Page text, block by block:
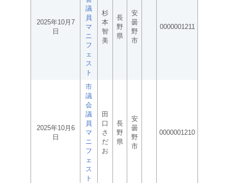
2025年10月7
日
議
員
マ
ニ
フ
ェ
ス
ト
杉
本
智
美
長
野
県
安
曇
野
市
0000001211
2025年10月6
日
市
議
会
議
員
マ
ニ
フ
ェ
ス
ト
田
口
さ
だ
お
長
野
県
安
曇
野
市
0000001210